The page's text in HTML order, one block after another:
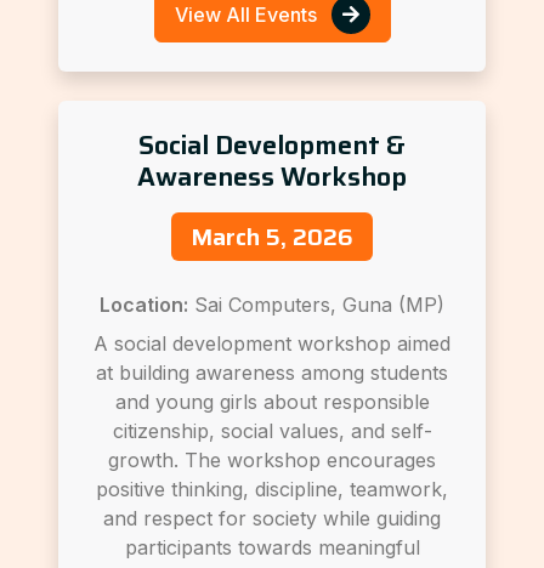
View All Events
Social Development &
Awareness Workshop
March 5, 2026
Location: Sai Computers, Guna (MP)
A social development workshop aimed
at building awareness among students
and young girls about responsible
citizenship, social values, and self-
growth. The workshop encourages
positive thinking, discipline, teamwork,
and respect for society while guiding
participants towards meaningful